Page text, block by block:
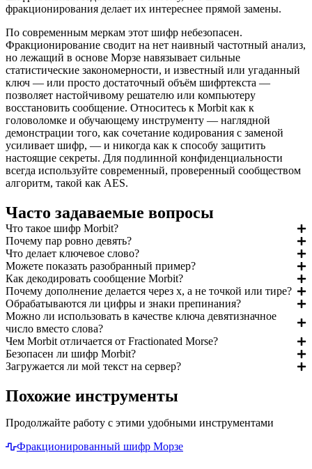
фракционирования делает их интереснее прямой замены.
По современным меркам этот шифр небезопасен.
Фракционирование сводит на нет наивный частотный анализ,
но лежащий в основе Морзе навязывает сильные
статистические закономерности, и известный или угаданный
ключ — или просто достаточный объём шифртекста —
позволяет настойчивому решателю или компьютеру
восстановить сообщение. Относитесь к Morbit как к
головоломке и обучающему инструменту — наглядной
демонстрации того, как сочетание кодирования с заменой
усиливает шифр, — и никогда как к способу защитить
настоящие секреты. Для подлинной конфиденциальности
всегда используйте современный, проверенный сообществом
алгоритм, такой как AES.
Часто задаваемые вопросы
Что такое шифр Morbit?
Почему пар ровно девять?
Что делает ключевое слово?
Можете показать разобранный пример?
Как декодировать сообщение Morbit?
Почему дополнение делается через x, а не точкой или тире?
Обрабатываются ли цифры и знаки препинания?
Можно ли использовать в качестве ключа девятизначное
число вместо слова?
Чем Morbit отличается от Fractionated Morse?
Безопасен ли шифр Morbit?
Загружается ли мой текст на сервер?
Похожие инструменты
Продолжайте работу с этими удобными инструментами
Фракционированный шифр Морзе